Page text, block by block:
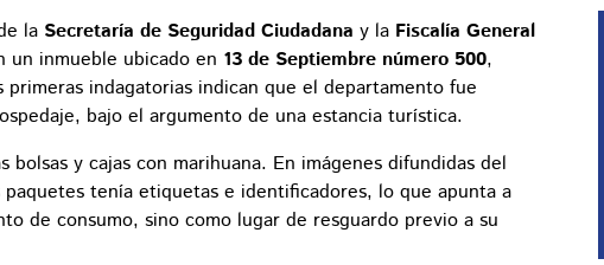
la Secretaría de Seguridad Ciudadana y la Fiscalía General
un inmueble ubicado en 13 de Septiembre número 500,
indagatorias indican que el departamento fue
bajo el argumento de una estancia turística.
y cajas con marihuana. En imágenes difundidas del
tenía etiquetas e identificadores, lo que apunta a
de consumo, sino como lugar de resguardo previo a su